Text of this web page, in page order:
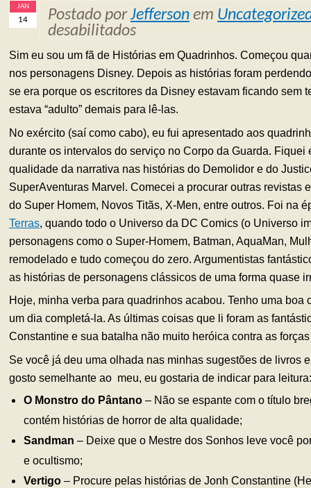
JAN
14 Postado porJefferson em
desabilitados
Sim eu sou um fã de Histórias em Quadrinhos. Começou
nos personagens Disney. Depois as histórias foram
se era porque os escritores da Disney estavam ficando sem
estava “adulto” demais para lê-las.
No exército (saí como cabo), eu fui apresentado aos
durante os intervalos do serviço no Corpo da Guarda. Fiquei
qualidade da narrativa nas histórias do Demolidor e do
SuperAventuras Marvel. Comecei a procurar outras revistas
do Super Homem, Novos Titãs, X-Men, entre outros. Foi na
Terras , quando todo o Universo da DC Comics (o Universo
personagens como o Super-Homem, Batman, AquaMan,
remodelado e tudo começou do zero. Argumentistas
as histórias de personagens clássicos de uma forma quase
Hoje, minha verba para quadrinhos acabou. Tenho uma boa
um dia completá-la. As últimas coisas que li foram as
Constantine e sua batalha não muito heróica contra as
Se você já deu uma olhada nas minhas sugestões de livros
gosto semelhante ao meu, eu gostaria de indicar para leitura:
O Monstro do Pântano– Não se espante com o título
contém histórias de horror de alta qualidade;
Sandman – Deixe que o Mestre dos Sonhos leve você
e ocultismo;
Vertigo– Procure pelas histórias de Jonh Constantine